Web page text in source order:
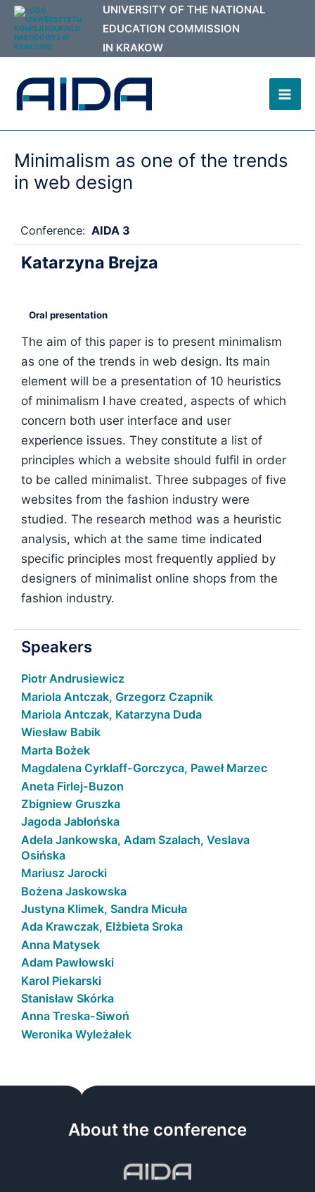
Skip
content
Minimalism as one of the trends
in web design
Conference: AIDA 3
Katarzyna Brejza
Oral presentation
The aim of this paper is to present minimalism
as one of the trends in web design. Its main
element will be a presentation of 10 heuristics
of minimalism I have created, aspects of which
concern both user interface and user
experience issues. They constitute a list of
principles which a website should fulfil in order
to be called minimalist. Three subpages of five
websites from the fashion industry were
studied. The research method was a heuristic
analysis, which at the same time indicated
specific principles most frequently applied by
designers of minimalist online shops from the
fashion industry.
Speakers
Piotr Andrusiewicz
Mariola Antczak, Grzegorz Czapnik
Mariola Antczak, Katarzyna Duda
Wiesław Babik
Marta Bożek
Magdalena Cyrklaff-Gorczyca, Paweł Marzec
Aneta Firlej-Buzon
Zbigniew Gruszka
Jagoda Jabłońska
Adela Jankowska, Adam Szalach, Veslava
Osińska
Mariusz Jarocki
Bożena Jaskowska
Justyna Klimek, Sandra Micuła
Ada Krawczak, Elżbieta Sroka
Anna Matysek
Adam Pawłowski
Karol Piekarski
Stanisław Skórka
Anna Treska-Siwoń
Weronika Wyleżałek
About the conference